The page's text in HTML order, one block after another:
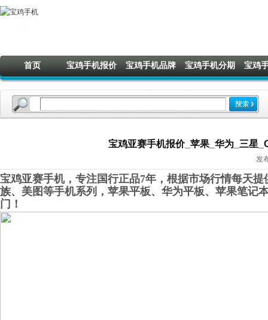
首页 宝鸡手机报价 宝鸡手机品牌 宝鸡手机分期 宝鸡
宝鸡亚赛手机报价_苹果_华为_三星
发
宝鸡亚赛手机，专注国行正品7年，根据市场行情每天
族、美图等手机系列，苹果平板、华为平板、苹果笔记
门！